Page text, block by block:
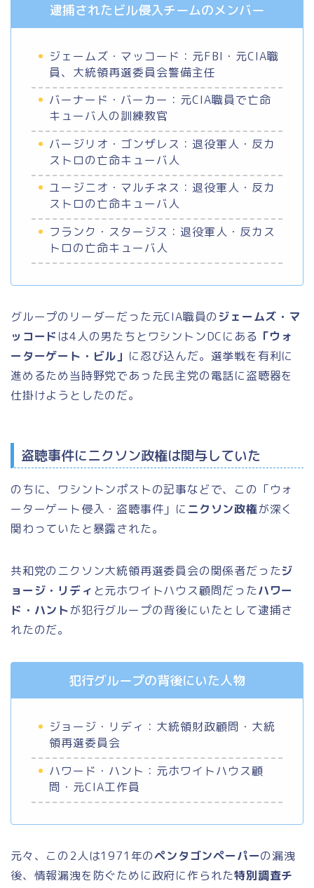
逮捕されたビル侵入チームのメンバー
ジェームズ・マッコード：元FBI・元CIA職
員、大統領再選委員会警備主任
バーナード・バーカー：元CIA職員で亡命
キューバ人の訓練教官
バージリオ・ゴンザレス：退役軍人・反カ
ストロの亡命キューバ人
ユージニオ・マルチネス：退役軍人・反カ
ストロの亡命キューバ人
フランク・スタージス：退役軍人・反カス
トロの亡命キューバ人
グループのリーダーだった元CIA職員のジェームズ・マ
ッコードは4人の男たちとワシントンDCにある 「ウォ
ーターゲート・ビル」 に忍び込んだ。選挙戦を有利に
進めるため当時野党であった民主党の電話に盗聴器を
仕掛けようとしたのだ。
盗聴事件にニクソン政権は関与していた
のちに、ワシントンポストの記事などで、この「ウォ
ーターゲート侵入・盗聴事件」に ニクソン政権が深く
関わっていたと暴露された。
共和党のニクソン大統領再選委員会の関係者だったジ
ョージ・リディ と元ホワイトハウス顧問だったハワー
ド・ハントが犯行グループの背後にいたとして逮捕さ
れたのだ。
犯行グループの背後にいた人物
ジョージ・リディ：大統領財政顧問・大統
領再選委員会
ハワード・ハント：元ホワイトハウス顧
問・元CIA工作員
元々、この2人は1971年のペンタゴンペーパーの漏洩
後、情報漏洩を防ぐために政府に作られた特別調査チ